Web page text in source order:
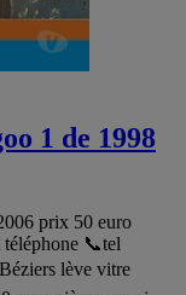
1 de 1998
prix 50 euro
📞tel
lève vitre